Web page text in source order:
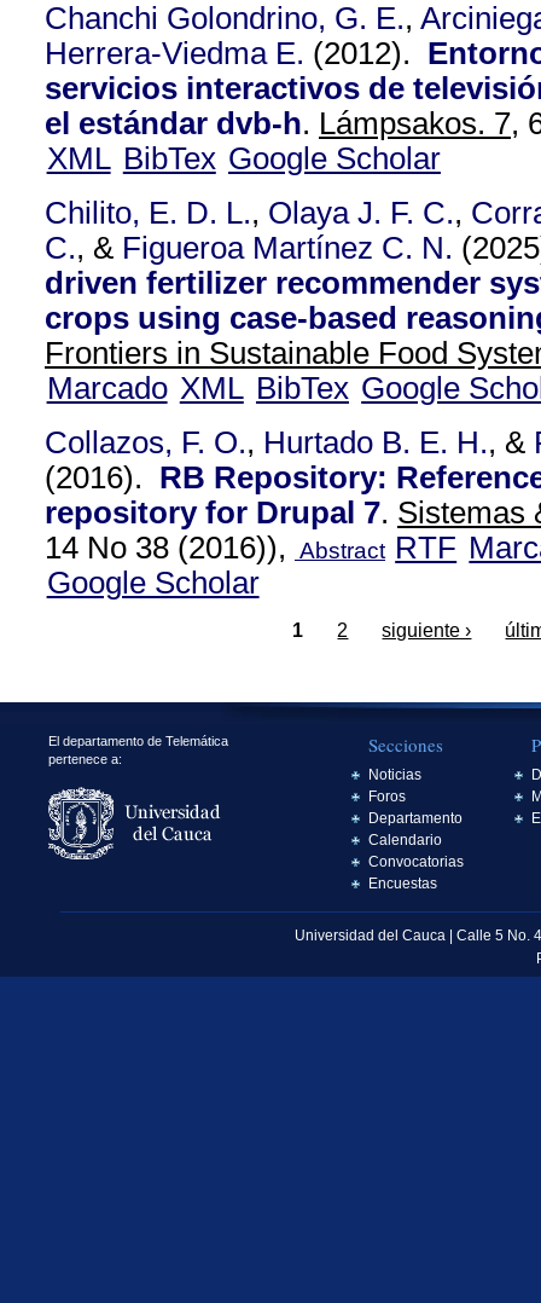
Chanchi Golondrino, G. E.,
Herrera-Viedma E. (2012).
servicios interactivos de
el estándar dvb-h. Lámpsakos. 7,
XML BibTex Google Scholar
Chilito, E. D. L., Olaya J. F. C.,
C., & Figueroa Martínez C. N.
driven fertilizer recommender
crops using case-based
Frontiers in Sustainable Food
Marcado XML BibTex Google
Collazos, F. O., Hurtado B. E. H., &
(2016). RB Repository:
repository for Drupal 7. Sistemas
14 No 38 (2016)),
Abstract RTF
Google Scholar
1 2 siguiente ›
El departamento de Telemática
pertenece a:
Secciones
Noticias
Foros
Departamento
Calendario
Convocatorias
Encuestas
Universidad del Cauca | Calle 5 No.